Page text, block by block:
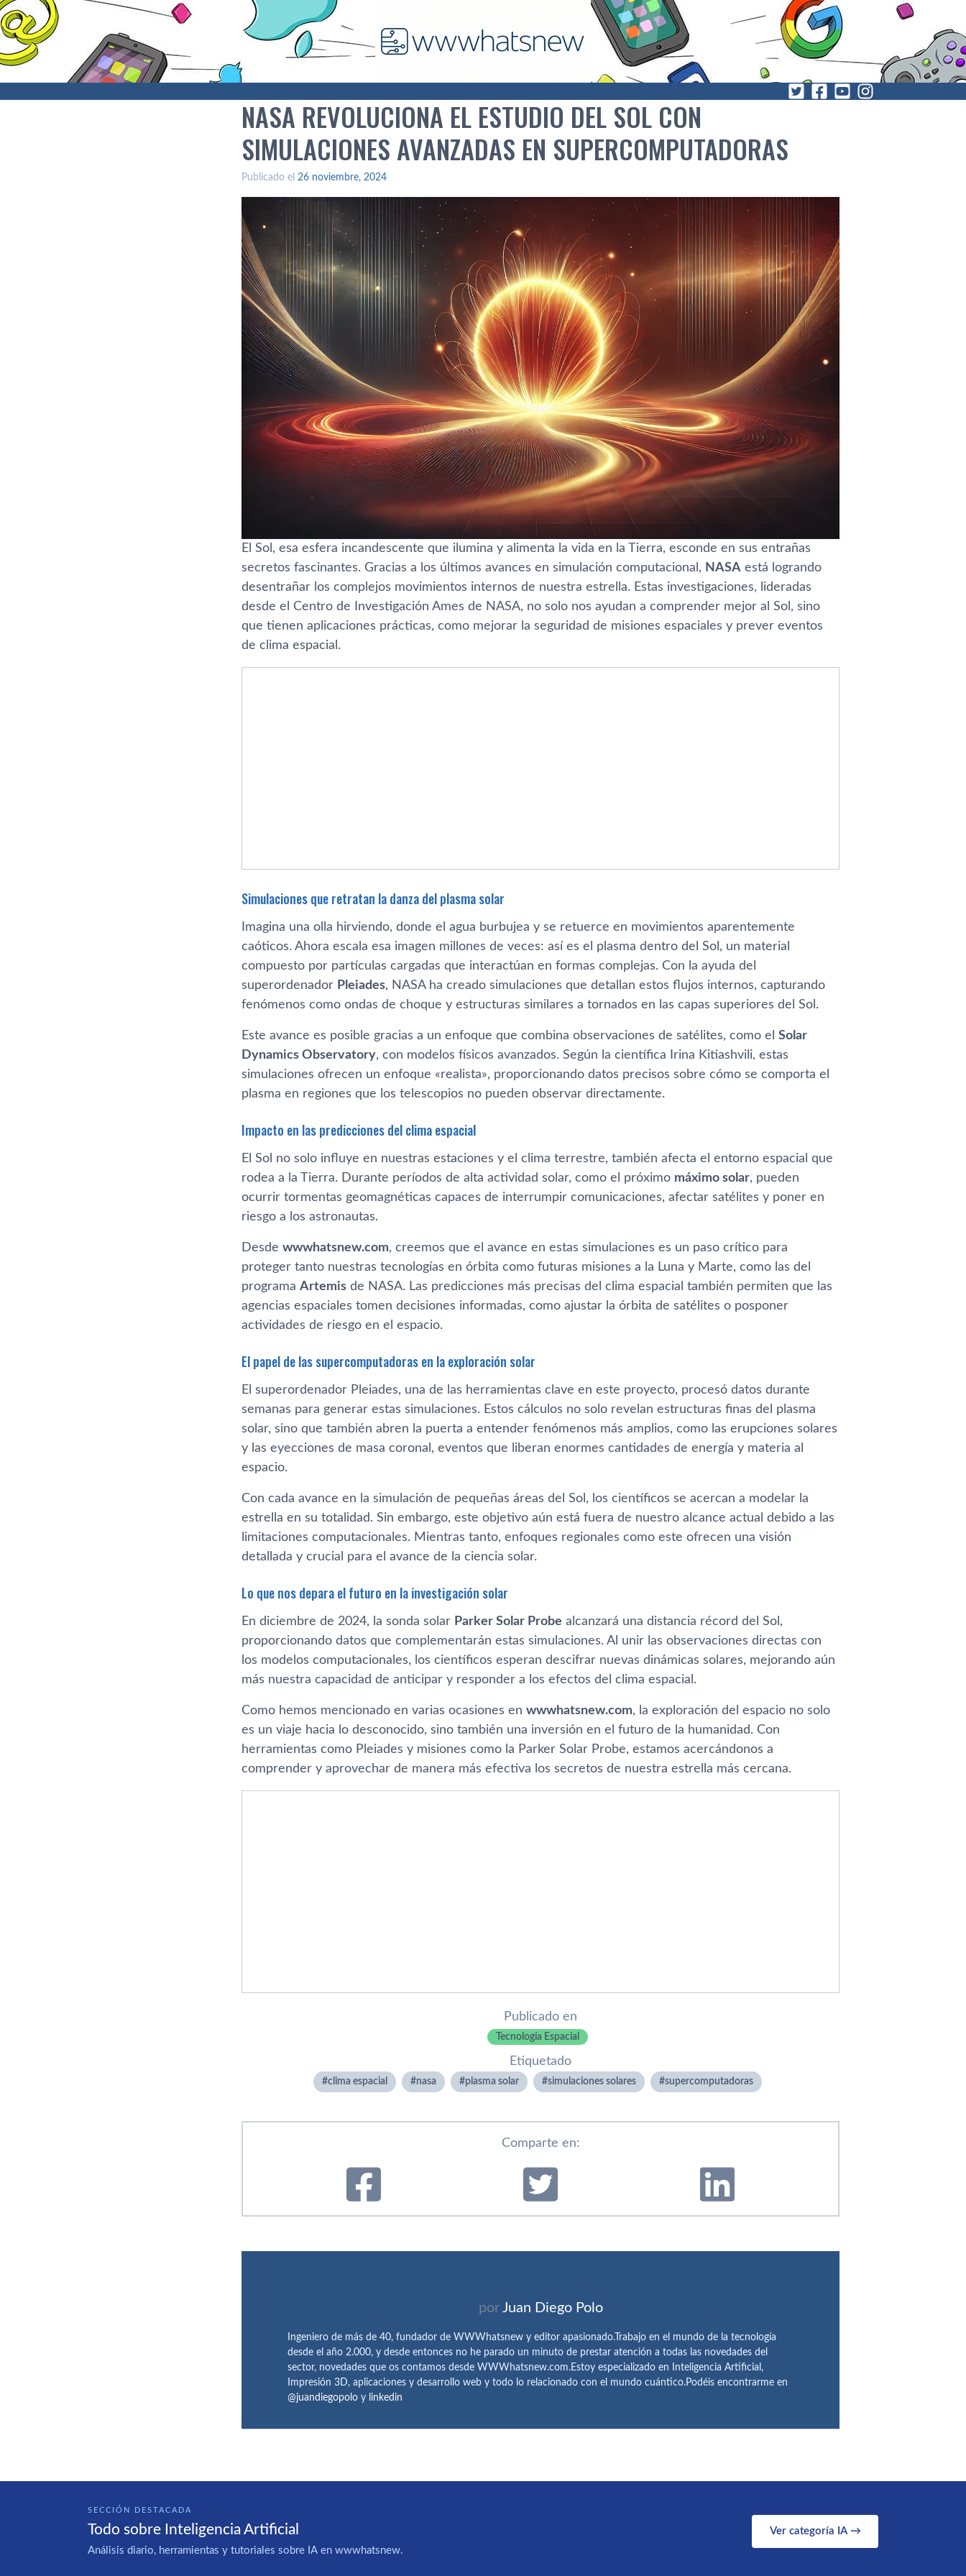
NASA REVOLUCIONA EL ESTUDIO DEL SOL CON
SIMULACIONES AVANZADAS EN SUPERCOMPUTADORAS
Publicado el 26 noviembre, 2024
El Sol, esa esfera incandescente que ilumina y alimenta la vida en la Tierra, esconde en sus entrañas
secretos fascinantes. Gracias a los últimos avances en simulación computacional, NASA está logrando
desentrañar los complejos movimientos internos de nuestra estrella. Estas investigaciones, lideradas
desde el Centro de Investigación Ames de NASA, no solo nos ayudan a comprender mejor al Sol, sino
que tienen aplicaciones prácticas, como mejorar la seguridad de misiones espaciales y prever eventos
de clima espacial.
Simulaciones que retratan la danza del plasma solar
Imagina una olla hirviendo, donde el agua burbujea y se retuerce en movimientos aparentemente
caóticos. Ahora escala esa imagen millones de veces: así es el plasma dentro del Sol, un material
compuesto por partículas cargadas que interactúan en formas complejas. Con la ayuda del
superordenador Pleiades, NASA ha creado simulaciones que detallan estos flujos internos, capturando
fenómenos como ondas de choque y estructuras similares a tornados en las capas superiores del Sol.
Este avance es posible gracias a un enfoque que combina observaciones de satélites, como el Solar
Dynamics Observatory, con modelos físicos avanzados. Según la científica Irina Kitiashvili, estas
simulaciones ofrecen un enfoque «realista», proporcionando datos precisos sobre cómo se comporta el
plasma en regiones que los telescopios no pueden observar directamente.
Impacto en las predicciones del clima espacial
El Sol no solo influye en nuestras estaciones y el clima terrestre, también afecta el entorno espacial que
rodea a la Tierra. Durante períodos de alta actividad solar, como el próximo máximo solar, pueden
ocurrir tormentas geomagnéticas capaces de interrumpir comunicaciones, afectar satélites y poner en
riesgo a los astronautas.
Desde wwwhatsnew.com, creemos que el avance en estas simulaciones es un paso crítico para
proteger tanto nuestras tecnologías en órbita como futuras misiones a la Luna y Marte, como las del
programa Artemis de NASA. Las predicciones más precisas del clima espacial también permiten que las
agencias espaciales tomen decisiones informadas, como ajustar la órbita de satélites o posponer
actividades de riesgo en el espacio.
El papel de las supercomputadoras en la exploración solar
El superordenador Pleiades, una de las herramientas clave en este proyecto, procesó datos durante
semanas para generar estas simulaciones. Estos cálculos no solo revelan estructuras finas del plasma
solar, sino que también abren la puerta a entender fenómenos más amplios, como las erupciones solares
y las eyecciones de masa coronal, eventos que liberan enormes cantidades de energía y materia al
espacio.
Con cada avance en la simulación de pequeñas áreas del Sol, los científicos se acercan a modelar la
estrella en su totalidad. Sin embargo, este objetivo aún está fuera de nuestro alcance actual debido a las
limitaciones computacionales. Mientras tanto, enfoques regionales como este ofrecen una visión
detallada y crucial para el avance de la ciencia solar.
Lo que nos depara el futuro en la investigación solar
En diciembre de 2024, la sonda solar Parker Solar Probe alcanzará una distancia récord del Sol,
proporcionando datos que complementarán estas simulaciones. Al unir las observaciones directas con
los modelos computacionales, los científicos esperan descifrar nuevas dinámicas solares, mejorando aún
más nuestra capacidad de anticipar y responder a los efectos del clima espacial.
Como hemos mencionado en varias ocasiones en wwwhatsnew.com, la exploración del espacio no solo
es un viaje hacia lo desconocido, sino también una inversión en el futuro de la humanidad. Con
herramientas como Pleiades y misiones como la Parker Solar Probe, estamos acercándonos a
comprender y aprovechar de manera más efectiva los secretos de nuestra estrella más cercana.
Publicado en
Tecnología Espacial
Etiquetado
clima espacial nasa plasma solar simulaciones solares supercomputadoras
Comparte en:
por Juan Diego Polo
Ingeniero de más de 40, fundador de WWWhatsnew y editor apasionado.Trabajo en el mundo de la tecnología
desde el año 2.000, y desde entonces no he parado un minuto de prestar atención a todas las novedades del
sector, novedades que os contamos desde WWWhatsnew.com.Estoy especializado en Inteligencia Artificial,
Impresión 3D, aplicaciones y desarrollo web y todo lo relacionado con el mundo cuántico.Podéis encontrarme en
@juandiegopolo y linkedin
SECCIÓN DESTACADA
Todo sobre Inteligencia Artificial
Análisis diario, herramientas y tutoriales sobre IA en wwwhatsnew.
Ver categoría IA →